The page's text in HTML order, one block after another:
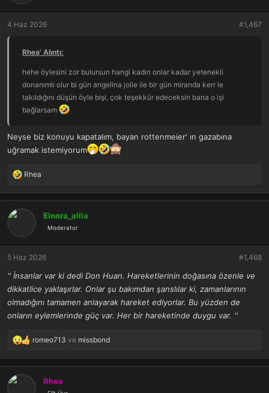
e
4 Haz 2026 #1,467
Rhea' Alıntı:
hehe öylesini zor bulursun hangi kadın onlar kadar yetenekli
donanımlı olur bi gün angelina jolie ile bir gün miranda kerr le
takıldığını düşün öyle bişi, çok teşekkür edeceksin bana o işi
bağlarsam
Neyse biz konuyu kapatalım, bayan rottenmeier' ın gazabına
uğramak istemiyorum
T
p
k
l
e
r
Rhea
Elnora_alila
Moderator
5 Haz 2026 #1,468
'' İnsanlar var ki dedi Don Huan. Hareketlerinin doğasına özenle ve
dikkatlice yaklaşırlar. Onlar şu bakımdan şanslılar ki, zamanlarının
olmadığını tamamen anlayarak hareket ediyorlar. Bu yüzden de
onların eylemlerinde güç var. Her bir hareketinde duygu var. ''
T
p
k
romeo713 ve missbond
Rhea